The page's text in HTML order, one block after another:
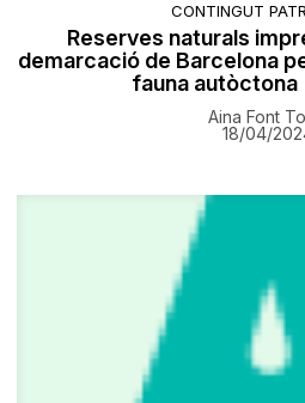
CONTINGUT
Reserves naturals
demarcació de Barcelona
fauna autòctona
Aina Font
18/04/